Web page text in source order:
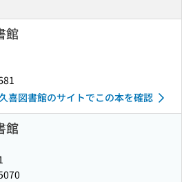
館
喜図書館のサイトでこの本を確認
館